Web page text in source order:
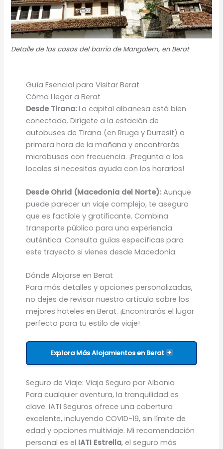
Detalle de las casas del barrio de Mangalem, en Berat
Guía Esencial para Visitar Berat
Cómo Llegar a Berat
Desde Tirana:La capital albanesa está bien
conectada. Dirígete a la estación de
autobuses de Tirana (en Rruga y Durrësit) a
primera hora de la mañana y encontrarás
microbuses con frecuencia. ¡Pregunta a los
locales si necesitas ayuda con los horarios!
Desde Ohrid (Macedonia del Norte):Aunque
puede parecer un viaje complejo, te aseguro
que es factible y gratificante. Combina
transporte público para una experiencia
auténtica. Consulta guías específicas para
este trayecto si vienes desde Macedonia.
Dónde Alojarse en Berat
Para más detalles y opciones personalizadas,
no dejes de revisar nuestro artículo sobre los
mejores hoteles en Berat. ¡Encontrarás el lugar
perfecto para tu estilo de viaje!
Explora Más Alojamientos en Berat
Seguro de Viaje: Viaja Seguro por Albania
Para cualquier aventura, la tranquilidad es
clave. IATI Seguros ofrece una cobertura
excelente, incluyendo COVID-19, sin límite de
edad y opciones multiviaje. Mi recomendación
personal es el IATI Estrella, el seguro más